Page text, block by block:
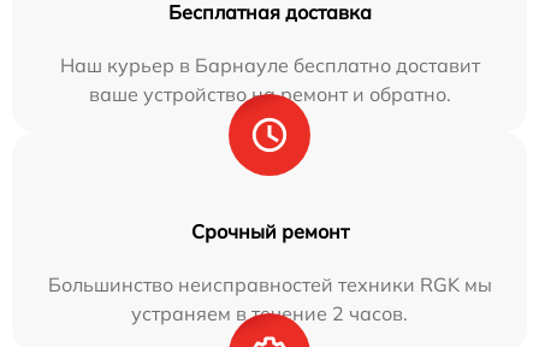
Бесплатная доставка
Наш курьер в Барнауле бесплатно доставит
ваше устройство на ремонт и обратно.
Срочный ремонт
Большинство неисправностей техники RGK мы
устраняем в течение 2 часов.